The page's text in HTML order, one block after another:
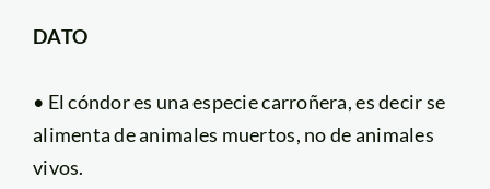
DATO
• El cóndor es una especie carroñera, es decir se
alimenta de animales muertos, no de animales
vivos.